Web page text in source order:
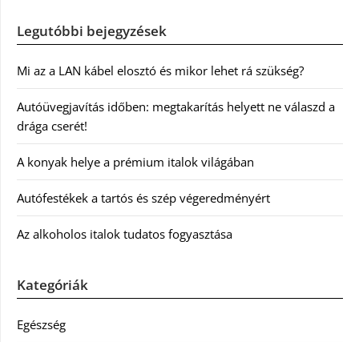
Legutóbbi bejegyzések
Mi az a LAN kábel elosztó és mikor lehet rá szükség?
Autóüvegjavítás időben: megtakarítás helyett ne válaszd a
drága cserét!
A konyak helye a prémium italok világában
Autófestékek a tartós és szép végeredményért
Az alkoholos italok tudatos fogyasztása
Kategóriák
Egészség